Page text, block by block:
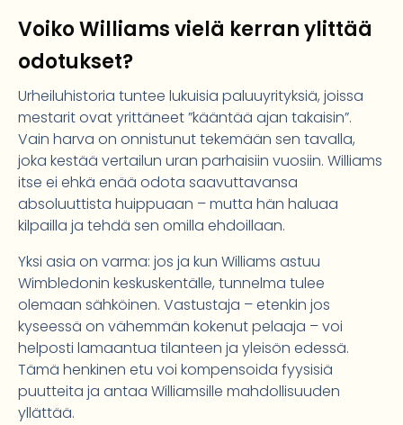
Voiko Williams vielä kerran ylittää
odotukset?
Urheiluhistoria tuntee lukuisia paluuyrityksiä, joissa
mestarit ovat yrittäneet ”kääntää ajan takaisin”.
Vain harva on onnistunut tekemään sen tavalla,
joka kestää vertailun uran parhaisiin vuosiin. Williams
itse ei ehkä enää odota saavuttavansa
absoluuttista huippuaan – mutta hän haluaa
kilpailla ja tehdä sen omilla ehdoillaan.
Yksi asia on varma: jos ja kun Williams astuu
Wimbledonin keskuskentälle, tunnelma tulee
olemaan sähköinen. Vastustaja – etenkin jos
kyseessä on vähemmän kokenut pelaaja – voi
helposti lamaantua tilanteen ja yleisön edessä.
Tämä henkinen etu voi kompensoida fyysisiä
puutteita ja antaa Williamsille mahdollisuuden
yllättää.